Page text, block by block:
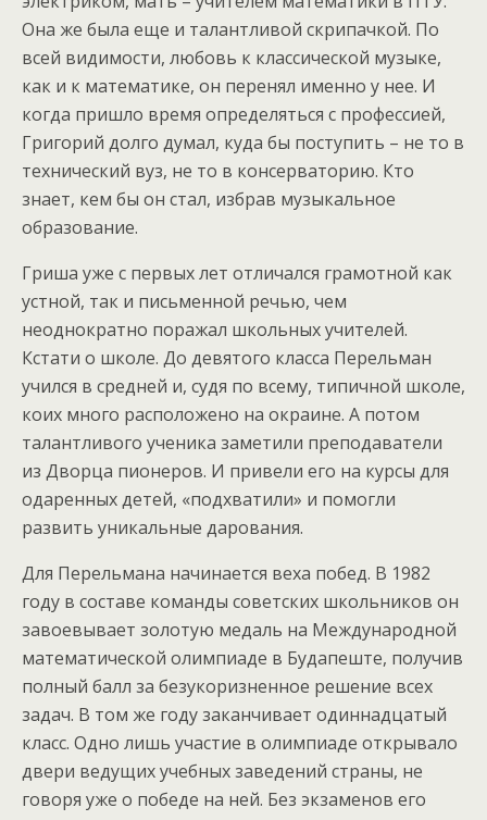
Она же была еще и талантливой скрипачкой. По
всей видимости, любовь к классической музыке,
как и к математике, он перенял именно у нее. И
когда пришло время определяться с профессией,
Григорий долго думал, куда бы поступить – не то в
технический вуз, не то в консерваторию. Кто
знает, кем бы он стал, избрав музыкальное
образование.
Гриша уже с первых лет отличался грамотной как
устной, так и письменной речью, чем
неоднократно поражал школьных учителей.
Кстати о школе. До девятого класса Перельман
учился в средней и, судя по всему, типичной школе,
коих много расположено на окраине. А потом
талантливого ученика заметили преподаватели
из Дворца пионеров. И привели его на курсы для
одаренных детей, «подхватили» и помогли
развить уникальные дарования.
Для Перельмана начинается веха побед. В 1982
году в составе команды советских школьников он
завоевывает золотую медаль на Международной
математической олимпиаде в Будапеште, получив
полный балл за безукоризненное решение всех
задач. В том же году заканчивает одиннадцатый
класс. Одно лишь участие в олимпиаде открывало
двери ведущих учебных заведений страны, не
говоря уже о победе на ней. Без экзаменов его